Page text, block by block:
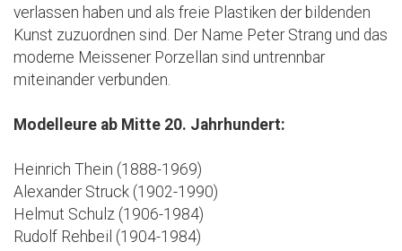
verlassen haben und als freie Plastiken der bildenden
Kunst zuzuordnen sind. Der Name Peter Strang und das
moderne Meissener Porzellan sind untrennbar
miteinander verbunden.
Modelleure ab Mitte 20. Jahrhundert:
Heinrich Thein (1888-1969)
Alexander Struck (1902-1990)
Helmut Schulz (1906-1984)
Rudolf Rehbeil (1904-1984)